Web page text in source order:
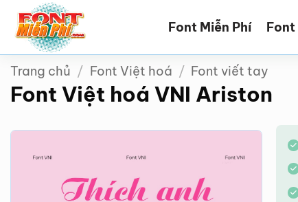
qua
dung
Font Miễn Phí Font
Trang chủ / Font Việt hoá / Font viết tay
Font Việt hoá VNI Ariston